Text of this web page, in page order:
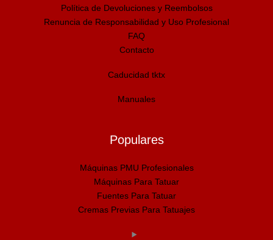
Política de Devoluciones y Reembolsos
Renuncia de Responsabilidad y Uso Profesional
FAQ
Contacto
Caducidad tktx
Manuales
Populares
Máquinas PMU Profesionales
Máquinas Para Tatuar
Fuentes Para Tatuar
Cremas Previas Para Tatuajes